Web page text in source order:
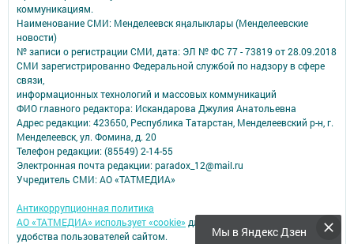
Мы в Яндекс Дзен
коммуникациям.
Наименование СМИ: Менделеевск яӊалыклары (Менделеевские
новости)
№ записи о регистрации СМИ, дата: ЭЛ № ФС 77 - 73819 от 28.09.2018
СМИ зарегистрированно Федеральной службой по надзору в сфере
связи,
информационных технологий и массовых коммуникаций
ФИО главного редактора: Искандарова Джулия Анатольевна
Адрес редакции: 423650, Республика Татарстан, Менделеевский р-н, г.
Менделеевск, ул. Фомина, д. 20
Телефон редакции: (85549) 2-14-55
Электронная почта редакции: paradox_12@mail.ru
Учредитель СМИ: АО «ТАТМЕДИА»
Антикоррупционная политика
АО «ТАТМЕДИА» использует «cookie»для персонализации сервисов и
удобства пользователей сайтом.